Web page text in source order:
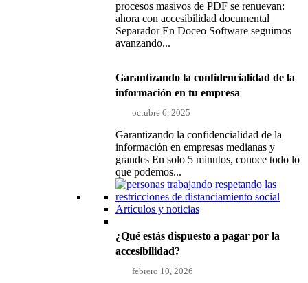
procesos masivos de PDF se renuevan:
ahora con accesibilidad documental
Separador En Doceo Software seguimos
avanzando...
Garantizando la confidencialidad de la
información en tu empresa
octubre 6, 2025
Garantizando la confidencialidad de la
información en empresas medianas y
grandes En solo 5 minutos, conoce todo lo
que podemos...
Artículos y noticias
¿Qué estás dispuesto a pagar por la
accesibilidad?
febrero 10, 2026